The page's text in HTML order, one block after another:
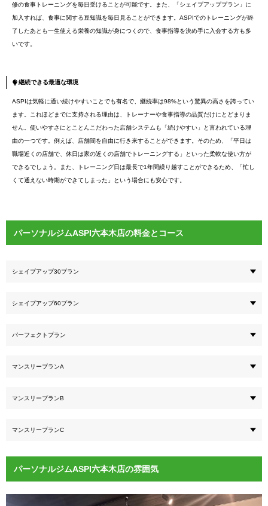
修の食事トレーニングを毎日受けることが可能です。また、「シェイプアッププラン」に
加入すれば、食事に関する豆知識を毎日見ることができます。ASPIでのトレーニングが終
了したあとも一生使える栄養の知識が身につくので、食事指導を決め手に入会する方も多
いです。
継続できる最適な環境
ASPIは気軽に通い続けやすいことでも有名で、継続率は98%という驚異の高さを誇ってい
ます。これほどまでに支持される理由は、トレーナーや食事指導の品質だけにとどまりま
せん。使いやすさにとことんこだわった店舗システムも「続けやすい」と言われている理
由の一つです。例えば、店舗間を自由に行き来することができます。そのため、「平日は
職場近くの店舗で、休日は家の近くの店舗でトレーニングする」といった柔軟な使い方が
できるでしょう。また、トレーニング日は最長で1年間繰り越すことができるため、「忙し
くて通えない時期ができてしまった」という場合にも安心です。
パーソナルジムASPI六本木店の料金とコース
シェイプアップ30プラン
シェイプアップ60プラン
パーフェクトプラン
マンスリープランA
マンスリープランB
マンスリープランC
パーソナルジムASPI六本木店の雰囲気